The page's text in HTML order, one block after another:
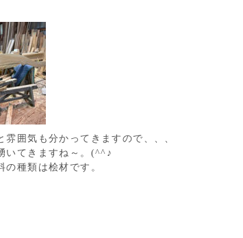
雰囲気も分かってきますので、、、
いてきますね～。(^^♪
の種類は桧材です。